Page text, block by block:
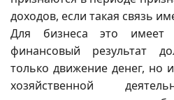
доходов, если такая связь
Для бизнеса это имеет
финансовый результат
только движение денег, но
хозяйственной